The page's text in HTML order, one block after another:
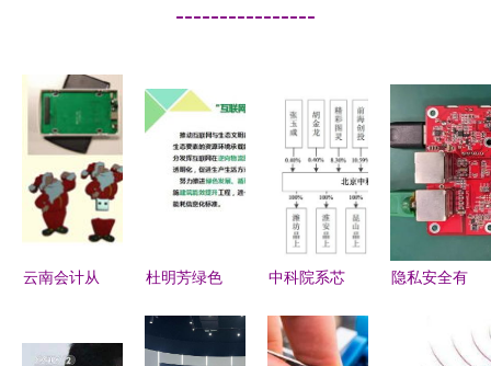
----------------
云南会计从
专题 初级
杜明芳绿色
中科院系芯
科创板 自
隐私安全有
大推出基于